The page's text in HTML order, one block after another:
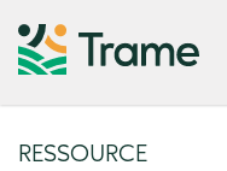
RESSOURCE